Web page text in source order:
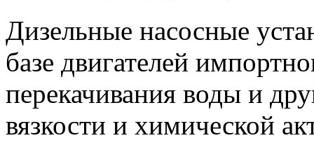
Дизельные насосные
базе двигателей
перекачивания воды и
вязкости и химической